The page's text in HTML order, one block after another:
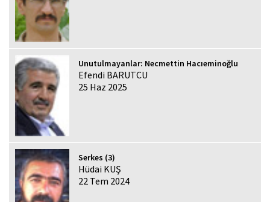
Unutulmayanlar: Necmettin Hacıeminoğlu
Efendi BARUTCU
25 Haz 2025
Serkes (3)
Hüdai KUŞ
22 Tem 2024